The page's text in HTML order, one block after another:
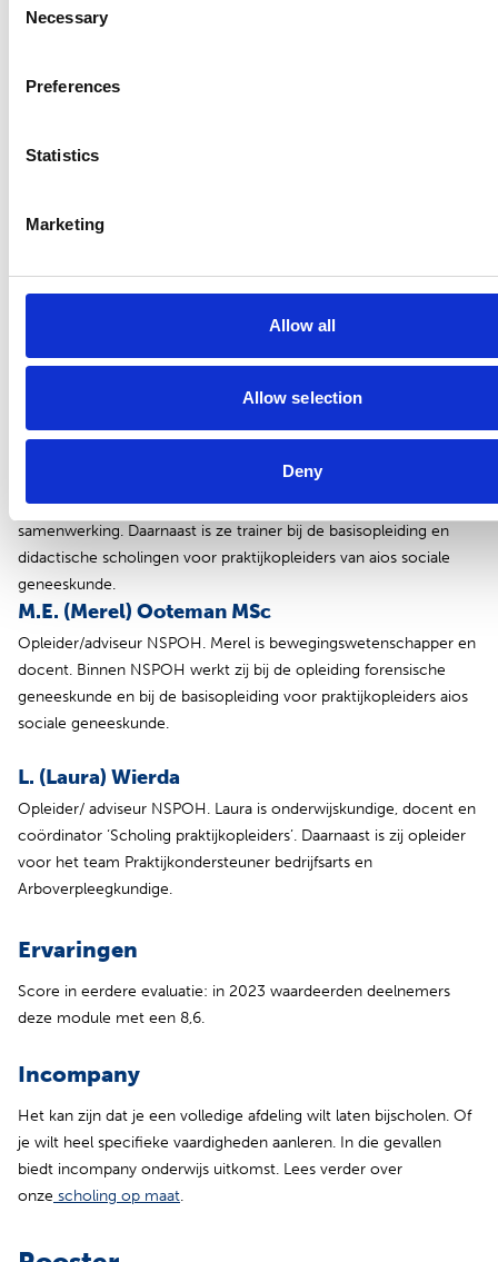
Selection
Necessary
Preferences
Statistics
Marketing
Allow all
Allow selection
Deny
of minimaal 3 jaar geregistreerd in één van de profielen van
deze basisopleiding begint een aios begeleiden.
Docenten
Psycholoog, zelfstandig trainer bij Klotz, Schouten en Prevoo,
voor aios en voor opleiders.
hoofdopleider GGD Hollands Midden. Docent bij de
basisopleiding voor praktijkopleiders aios sociale geneeskunde.
M. (Myriam) Gijsbers-van Pesch
Vanuit haar bedrijf Reflaction verzorgt zij bij de NSPOH allerlei
modules, bijvoorbeeld over leiderschap, veranderkunde en
samenwerking. Daarnaast is ze trainer bij de basisopleiding en
didactische scholingen voor praktijkopleiders van aios sociale
geneeskunde.
M.E. (Merel) Ooteman MSc
Opleider/adviseur NSPOH. Merel is bewegingswetenschapper en
docent. Binnen NSPOH werkt zij bij de opleiding forensische
geneeskunde en bij de basisopleiding voor praktijkopleiders aios
sociale geneeskunde.
L. (Laura) Wierda
Opleider/ adviseur NSPOH. Laura is onderwijskundige, docent en
coördinator ‘Scholing praktijkopleiders’. Daarnaast is zij opleider
voor het team Praktijkondersteuner bedrijfsarts en
Arboverpleegkundige.
Ervaringen
Score in eerdere evaluatie: in 2023 waardeerden deelnemers
deze module met een 8,6.
Incompany
Het kan zijn dat je een volledige afdeling wilt laten bijscholen. Of
je wilt heel specifieke vaardigheden aanleren. In die gevallen
biedt incompany onderwijs uitkomst. Lees verder over
onze scholing op maat(opent in nieuw tabblad)
.